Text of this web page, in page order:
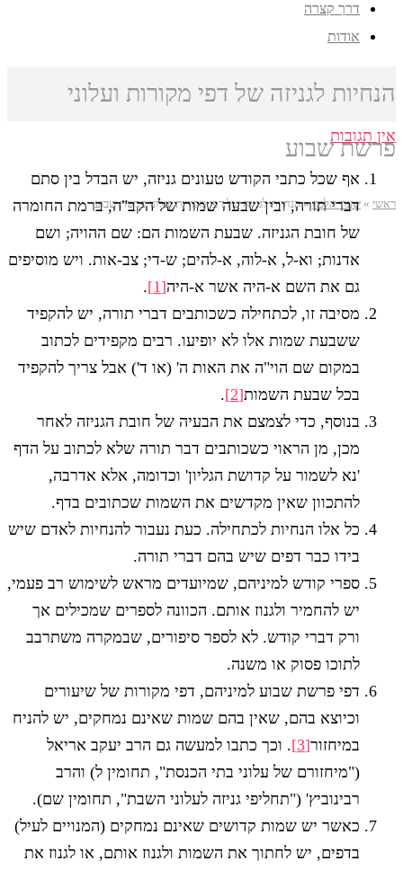
דרך קצרה
אודות
הנחיות לגניזה של דפי מקורות ועלוני
פרשת שבוע
ראשי » שערי הלכה » הנחיות לגניזה של דפי מקורות ועלוני פרשת שבוע
אין תגובות
אף שכל כתבי הקודש טעונים גניזה, יש הבדל בין סתם
דברי תורה, ובין שבעה שמות של הקב"ה, ברמת החומרה
של חובת הגניזה. שבעת השמות הם: שם ההויה; ושם
אדנות; וא-ל, א-לוה, א-להים; ש-די; צב-אות. ויש מוסיפים
גם את השם א-היה אשר א-היה[1]
.
מסיבה זו, לכתחילה כשכותבים דברי תורה, יש להקפיד
ששבעת שמות אלו לא יופיעו. רבים מקפידים לכתוב
במקום שם הוי"ה את האות ה' (או ד') אבל צריך להקפיד
בכל שבעת השמות[2]
.
בנוסף, כדי לצמצם את הבעיה של חובת הגניזה לאחר
מכן, מן הראוי כשכותבים דבר תורה שלא לכתוב על הדף
'נא לשמור על קדושת הגליון' וכדומה, אלא אדרבה,
להתכוון שאין מקדשים את השמות שכתובים בדף.
כל אלו הנחיות לכתחילה. כעת נעבור להנחיות לאדם שיש
בידו כבר דפים שיש בהם דברי תורה.
ספרי קודש למיניהם, שמיועדים מראש לשימוש רב פעמי,
יש להחמיר ולגנוז אותם. הכוונה לספרים שמכילים אך
ורק דברי קודש. לא לספר סיפורים, שבמקרה משתרבב
לתוכו פסוק או משנה.
דפי פרשת שבוע למיניהם, דפי מקורות של שיעורים
וכיוצא בהם, שאין בהם שמות שאינם נמחקים, יש להניח
במיחזור[3]
. וכך כתבו למעשה גם הרב יעקב אריאל
("מיחזורם של עלוני בתי הכנסת", תחומין ל) והרב
רבינוביץ' ("תחליפי גניזה לעלוני השבת", תחומין שם).
כאשר יש שמות קדושים שאינם נמחקים (המנויים לעיל)
בדפים, יש לחתוך את השמות ולגנוז אותם, או לגנוז את